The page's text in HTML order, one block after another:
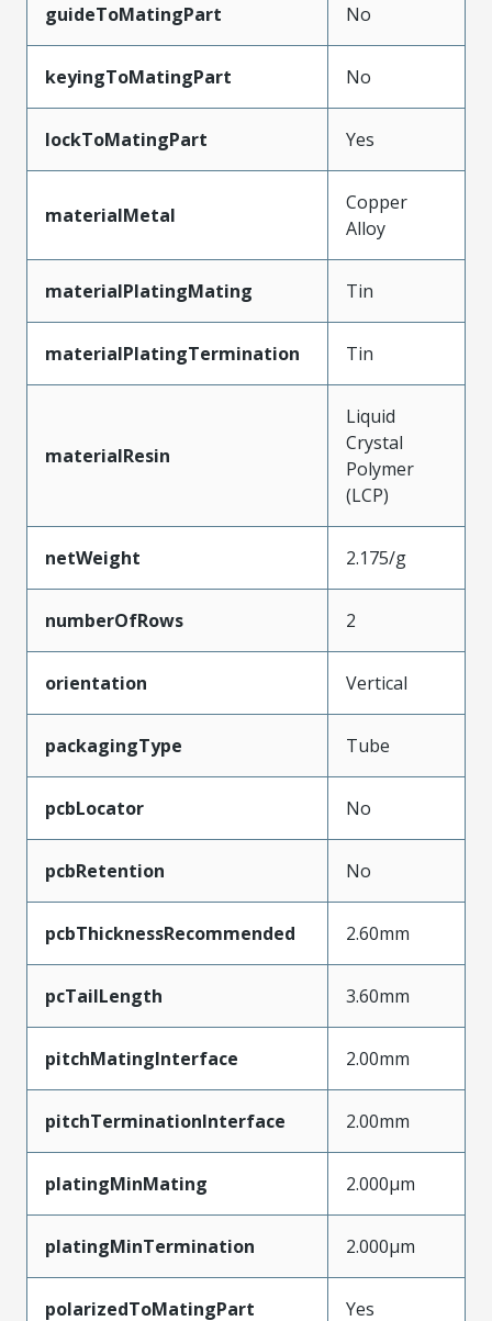
guideToMatingPart No
keyingToMatingPart No
lockToMatingPart Yes
materialMetal
Copper
Alloy
materialPlatingMating Tin
materialPlatingTermination Tin
materialResin
Liquid
Crystal
Polymer
(LCP)
netWeight 2.175/g
numberOfRows 2
orientation Vertical
packagingType Tube
pcbLocator No
pcbRetention No
pcbThicknessRecommended 2.60mm
pcTailLength 3.60mm
pitchMatingInterface 2.00mm
pitchTerminationInterface 2.00mm
platingMinMating 2.000µm
platingMinTermination 2.000µm
polarizedToMatingPart Yes